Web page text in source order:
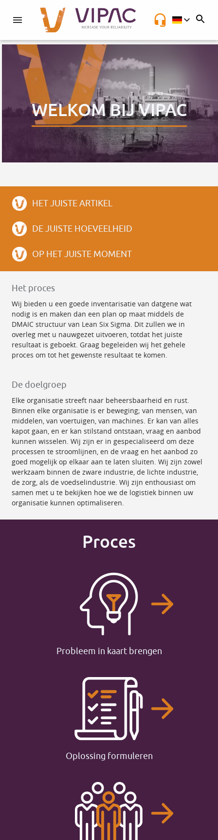
WELKOM BIJ VIPAC
HET JUISTE ARTIKEL
DE JUISTE HOEVEELHEID
OP HET JUISTE MOMENT
Het proces
Wij bieden u een goede inventarisatie van datgene wat
nodig is en maken dan een plan op maat middels de
DMAIC structuur van Lean Six Sigma. Dit zullen we in
overleg met u nauwgezet uitvoeren, totdat het juiste
resultaat is geboekt. Graag begeleiden wij het gehele
proces om tot het gewenste resultaat te komen.
De doelgroep
Elke organisatie streeft naar beheersbaarheid en rust.
Binnen elke organisatie is er beweging; van mensen, van
middelen, van voertuigen, van machines. Er kan van alles
kapot gaan, en er kan stilstand ontstaan, vraag en aanbod
kunnen wisselen. Wij zijn er in gespecialiseerd om deze
processen te stroomlijnen, en de vraag en het aanbod zo
goed mogelijk op elkaar aan te laten sluiten. Wij zijn zowel
werkzaam binnen de zware industrie, de lichte industrie,
de zorg, als de voedselindustrie. Wij zijn enthousiast om
samen met u te bekijken hoe we de logistiek binnen uw
organisatie kunnen optimaliseren.
Proces
Probleem in kaart brengen
Oplossing formuleren